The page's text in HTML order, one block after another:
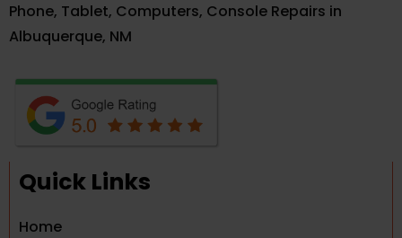
Phone, Tablet, Computers, Console Repairs in
Albuquerque, NM
Quick Links
Home